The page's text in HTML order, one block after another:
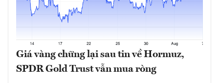
Giá vàng chững lại sau tin về Hormuz,
SPDR Gold Trust vẫn mua ròng